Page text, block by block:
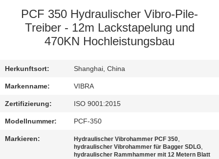
FABRIK-
AUSFLUG
QUALITÄTSKONTROLLE
TRETEN
SIE
MIT
PCF 350 Hydraulischer Vibro-Pile-
Treiber - 12m Lackstapelung und
470KN Hochleistungsbau
Herkunftsort: Shanghai, China
Markenname: VIBRA
Zertifizierung: ISO 9001:2015
Modellnummer: PCF-350
Markieren: Hydraulischer Vibrohammer PCF 350,
hydraulischer Vibrohammer für Bagger SDLG,
hydraulischer Rammhammer mit 12 Metern Blatt